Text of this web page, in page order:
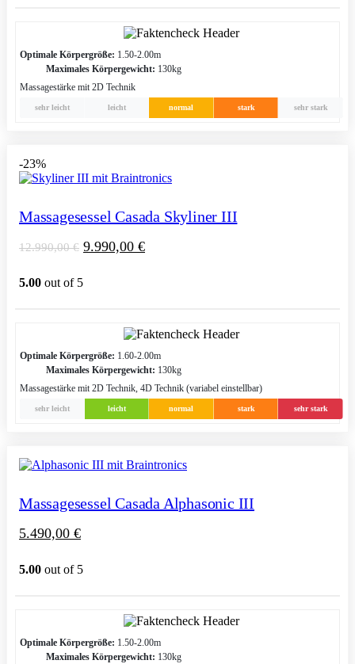
Optimale Körpergröße: 1.50-2.00m
Maximales Körpergewicht: 130kg
Massagestärke mit 2D Technik
sehr leicht leicht normal stark sehr stark
-23%
Massagesessel Casada Skyliner III
12.990,00€ 9.990,00 €
5.00 out of 5
Optimale Körpergröße: 1.60-2.00m
Maximales Körpergewicht: 130kg
Massagestärke mit 2D Technik, 4D Technik (variabel einstellbar)
sehr leicht leicht normal stark sehr stark
Massagesessel Casada Alphasonic III
5.490,00 €
5.00 out of 5
Optimale Körpergröße: 1.50-2.00m
Maximales Körpergewicht: 130kg